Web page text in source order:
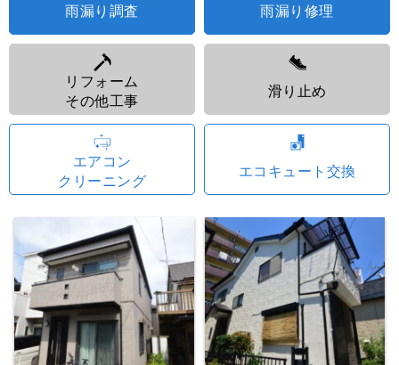
雨漏り調査 雨漏り修理
リフォーム
その他工事
滑り止め
エアコン
クリーニング
エコキュート交換